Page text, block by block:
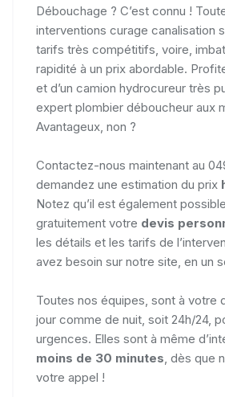
Débouchage ? C’est connu !
interventions curage canalisation
tarifs très compétitifs, voire,
rapidité à un prix abordable.
et d’un camion hydrocureur très
expert plombier déboucheur aux
Avantageux, non ?
Contactez-nous maintenant au
demandez une estimation du prix
Notez qu’il est également
gratuitement votre devis
les détails et les tarifs de
avez besoin sur notre site, en un
Toutes nos équipes, sont à votre
jour comme de nuit, soit 24h/24,
urgences. Elles sont à même
moins de 30 minutes, dès que
votre appel !